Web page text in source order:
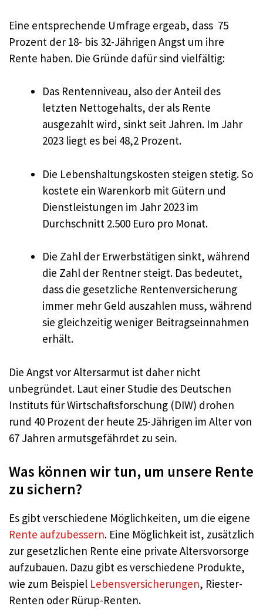
Eine entsprechende Umfrage ergeab, dass 75
Prozent der 18- bis 32-Jährigen Angst um ihre
Rente haben. Die Gründe dafür sind vielfältig:
Das Rentenniveau, also der Anteil des
letzten Nettogehalts, der als Rente
ausgezahlt wird, sinkt seit Jahren. Im Jahr
2023 liegt es bei 48,2 Prozent.
Die Lebenshaltungskosten steigen stetig. So
kostete ein Warenkorb mit Gütern und
Dienstleistungen im Jahr 2023 im
Durchschnitt 2.500 Euro pro Monat.
Die Zahl der Erwerbstätigen sinkt, während
die Zahl der Rentner steigt. Das bedeutet,
dass die gesetzliche Rentenversicherung
immer mehr Geld auszahlen muss, während
sie gleichzeitig weniger Beitragseinnahmen
erhält.
Die Angst vor Altersarmut ist daher nicht
unbegründet. Laut einer Studie des Deutschen
Instituts für Wirtschaftsforschung (DIW) drohen
rund 40 Prozent der heute 25-Jährigen im Alter von
67 Jahren armutsgefährdet zu sein.
Was können wir tun, um unsere Rente
zu sichern?
Es gibt verschiedene Möglichkeiten, um die eigene
Rente aufzubessern. Eine Möglichkeit ist, zusätzlich
zur gesetzlichen Rente eine private Altersvorsorge
aufzubauen. Dazu gibt es verschiedene Produkte,
wie zum Beispiel Lebensversicherungen, Riester-
Renten oder Rürup-Renten.